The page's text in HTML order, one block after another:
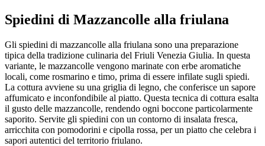
Spiedini di Mazzancolle alla friulana
Gli spiedini di mazzancolle alla friulana sono una preparazione
tipica della tradizione culinaria del Friuli Venezia Giulia. In questa
variante, le mazzancolle vengono marinate con erbe aromatiche
locali, come rosmarino e timo, prima di essere infilate sugli spiedi.
La cottura avviene su una griglia di legno, che conferisce un sapore
affumicato e inconfondibile al piatto. Questa tecnica di cottura esalta
il gusto delle mazzancolle, rendendo ogni boccone particolarmente
saporito. Servite gli spiedini con un contorno di insalata fresca,
arricchita con pomodorini e cipolla rossa, per un piatto che celebra i
sapori autentici del territorio friulano.